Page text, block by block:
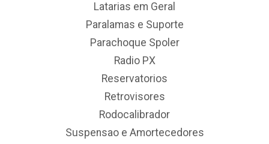
Latarias em Geral
Paralamas e Suporte
Parachoque Spoler
Radio PX
Reservatorios
Retrovisores
Rodocalibrador
Suspensao e Amortecedores